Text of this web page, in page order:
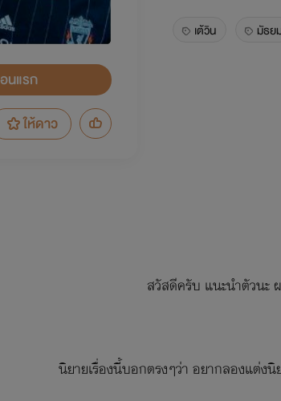
นแรก
ให้ดาว
เต้วิน มัธย
สวัสดีครับ แนะนำตัวนะ
นิยายเรื่องนี้บอกตรงๆว่า อยากลองแต่ง